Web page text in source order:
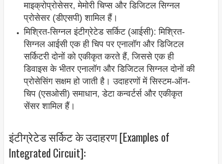
माइक्रोप्रोसेसर, मेमोरी चिप्स और डिजिटल सिग्नल
प्रोसेसर (डीएसपी) शामिल हैं।
मिश्रित-सिग्नल इंटीग्रेटेड सर्किट (आईसी): मिश्रित-
सिग्नल आईसी एक ही चिप पर एनालॉग और डिजिटल
सर्किटरी दोनों को एकीकृत करते हैं, जिससे एक ही
डिवाइस के भीतर एनालॉग और डिजिटल सिग्नल दोनों की
प्रोसेसिंग सक्षम हो जाती है। उदाहरणों में सिस्टम-ऑन-
चिप (एसओसी) समाधान, डेटा कन्वर्टर्स और एकीकृत
सेंसर शामिल हैं।
इंटीग्रेटेड सर्किट के उदाहरण [Examples of
Integrated Circuit]: